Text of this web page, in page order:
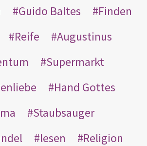
Guido Baltes
Finden
Reife
Augustinus
Supermarkt
Hand Gottes
Staubsauger
lesen
Religion